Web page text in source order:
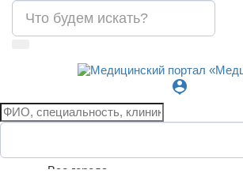
person_pin
Все города